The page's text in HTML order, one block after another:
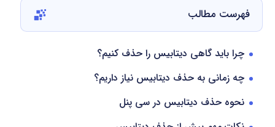
فهرست مطالب
چرا باید گاهی دیتابیس را حذف کنیم؟
چه زمانی به حذف دیتابیس نیاز داریم؟
نحوه حذف دیتابیس در سی پنل